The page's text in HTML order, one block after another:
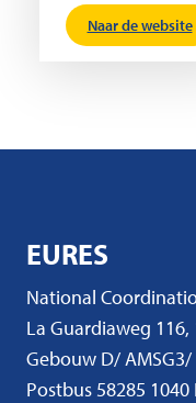
Naar de website
EURES
National
La Guardiaweg
Gebouw D/
Postbus 58285